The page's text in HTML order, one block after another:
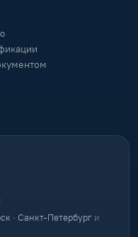
· Санкт-Петербург и